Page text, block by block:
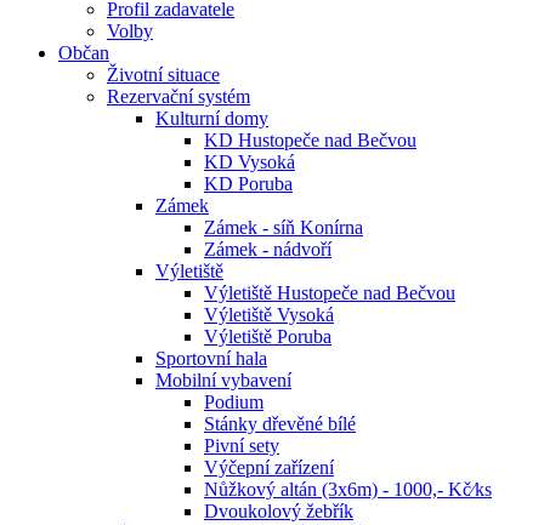
Profil zadavatele
Volby
Občan
Životní situace
Rezervační systém
Kulturní domy
KD Hustopeče nad Bečvou
KD Vysoká
KD Poruba
Zámek
Zámek - síň Konírna
Zámek - nádvoří
Výletiště
Výletiště Hustopeče nad Bečvou
Výletiště Vysoká
Výletiště Poruba
Sportovní hala
Mobilní vybavení
Podium
Stánky dřevěné bílé
Pivní sety
Výčepní zařízení
Nůžkový altán (3x6m) - 1000,- Kč⁄ks
Dvoukolový žebřík